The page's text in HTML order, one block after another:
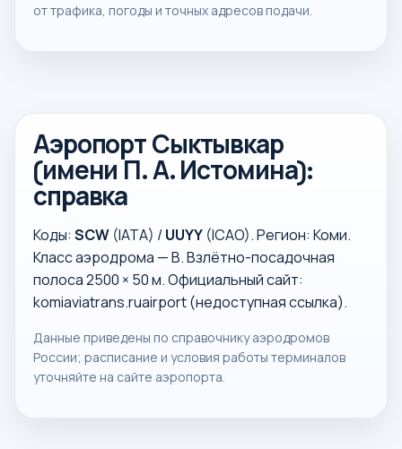
от трафика, погоды и точных адресов подачи.
Аэропорт Сыктывкар
(имени П. А. Истомина):
справка
Коды: SCW (IATA) /UUYY (ICAO). Регион: Коми.
Класс аэродрома — В. Взлётно-посадочная
полоса 2500 × 50 м. Официальный сайт:
komiaviatrans.ruairport (недоступная ссылка).
Данные приведены по справочнику аэродромов
России; расписание и условия работы терминалов
уточняйте на сайте аэропорта.